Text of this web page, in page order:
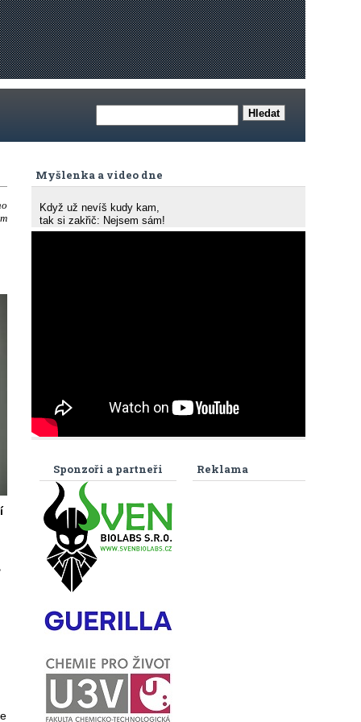
Myšlenka a video dne
Když už nevíš kudy kam,
tak si zakřič: Nejsem sám!
Reklama
Sponzoři a partneři